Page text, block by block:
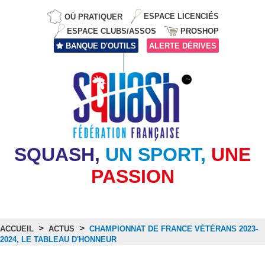
OÙ PRATIQUER
ESPACE LICENCIÉS
ESPACE CLUBS/ASSOS
PROSHOP
BANQUE D'OUTILS
ALERTE DÉRIVES
SQUASH, UN SPORT, UNE
PASSION
ACCUEIL > ACTUS > CHAMPIONNAT DE FRANCE VÉTÉRANS 2023-
2024, LE TABLEAU D'HONNEUR